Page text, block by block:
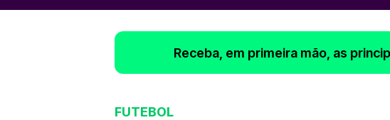
Receba, em primeira mão, as
FUTEBOL